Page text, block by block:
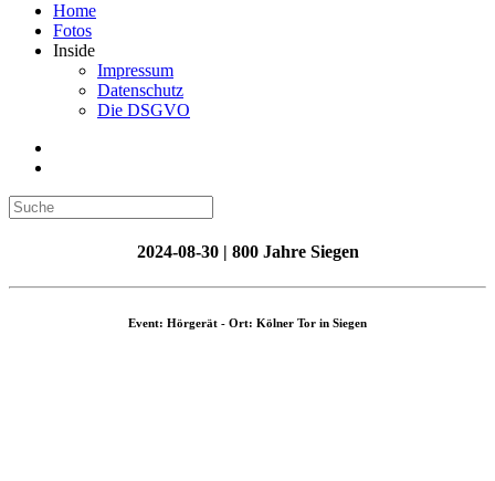
Home
Fotos
Inside
Impressum
Datenschutz
Die DSGVO
2024-08-30 | 800 Jahre Siegen
Event: Hörgerät - Ort: Kölner Tor in Siegen